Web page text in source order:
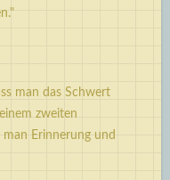
man das Schwert
zweiten
Erinnerung und